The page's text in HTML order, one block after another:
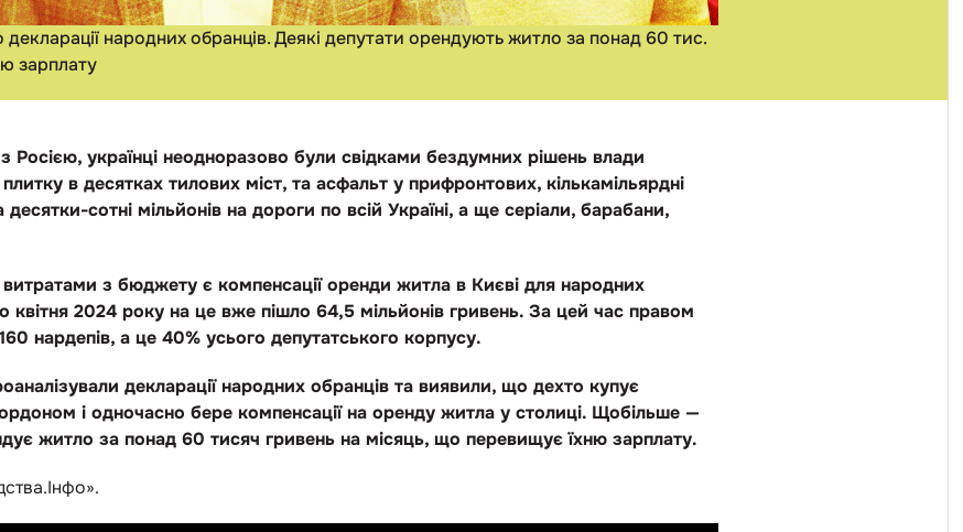
декларації народних обранців. Деякі депутати орендують житло за понад 60 тис.
зарплату
Росією, українці неодноразово були свідками бездумних рішень влади
в десятках тилових міст, та асфальт у прифронтових, кількамільярдні
сотні мільйонів на дороги по всій Україні, а ще серіали, барабани,
з бюджету є компенсації оренди житла в Києві для народних
квітня 2024 року на це вже пішло 64,5 мільйонів гривень. За цей час правом
нардепів, а це 40% усього депутатського корпусу.
декларації народних обранців та виявили, що дехто купує
і одночасно бере компенсації на оренду житла у столиці. Щобільше —
житло за понад 60 тисяч гривень на місяць, що перевищує їхню зарплату.